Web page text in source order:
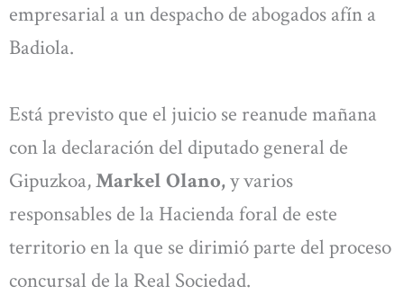
empresarial a un despacho de abogados afín a
Badiola.
Está previsto que el juicio se reanude mañana
con la declaración del diputado general de
Gipuzkoa,Markel Olano,y varios
responsables de la Hacienda foral de este
territorio en la que se dirimió parte del proceso
concursal de la Real Sociedad.